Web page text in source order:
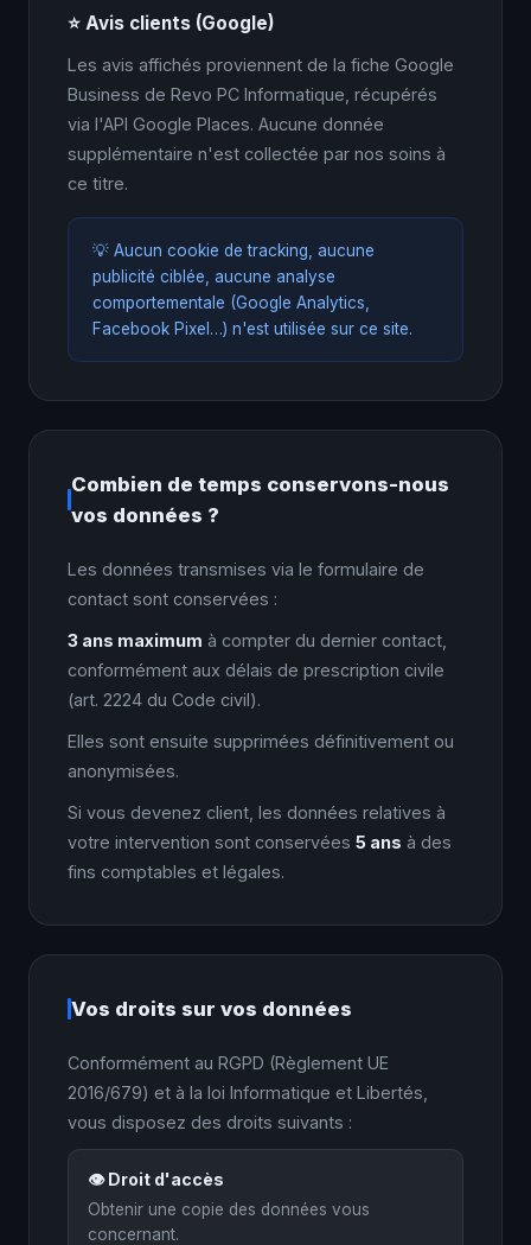
⭐ Avis clients (Google)
Les avis affichés proviennent de la fiche Google
Business de Revo PC Informatique, récupérés
via l'API Google Places. Aucune donnée
supplémentaire n'est collectée par nos soins à
ce titre.
💡 Aucun cookie de tracking, aucune
publicité ciblée, aucune analyse
comportementale (Google Analytics,
Facebook Pixel…) n'est utilisée sur ce site.
Combien de temps conservons-nous
vos données ?
Les données transmises via le formulaire de
contact sont conservées :
3 ans maximum à compter du dernier contact,
conformément aux délais de prescription civile
(art. 2224 du Code civil).
Elles sont ensuite supprimées définitivement ou
anonymisées.
Si vous devenez client, les données relatives à
votre intervention sont conservées 5 ans à des
fins comptables et légales.
Vos droits sur vos données
Conformément au RGPD (Règlement UE
2016/679) et à la loi Informatique et Libertés,
vous disposez des droits suivants :
👁️ Droit d'accès
Obtenir une copie des données vous
concernant.